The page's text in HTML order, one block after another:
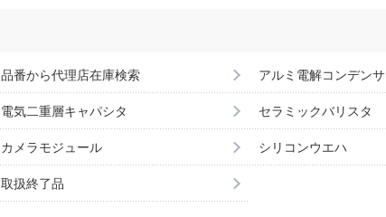
品番から代理店在庫検索 アルミ電解コンデンサ
電気二重層キャパシタ セラミックバリスタ
カメラモジュール シリコンウエハ
取扱終了品